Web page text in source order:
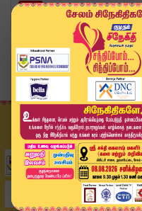
Home
டூர்ஸ் அன் டிராவல்
அசாமிப் பெண்ணின்